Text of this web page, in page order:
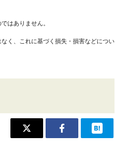
はありません。
く、これに基づく損失・損害などについ